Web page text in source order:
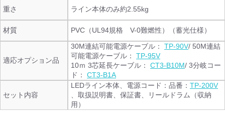
重さ ライン本体のみ約2.55kg
材質 PVC（UL94規格 V-0難燃性）（蓄光仕様）
適応オプション品
30M連結可能電源ケーブル： TP-90V/ 50M連結
可能電源ケーブル： TP-95V
10ｍ 3芯延長ケーブル： CT3-B10M/ 3分岐コー
ド： CT3-B1A
セット内容
LEDライン本体、電源コード：品番： TP-200V
、取扱説明書、保証書、リールドラム（収納
用）